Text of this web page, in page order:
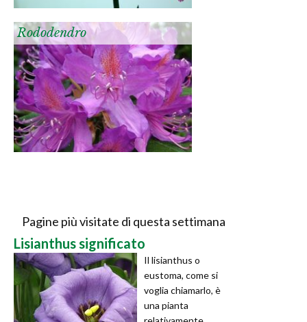
Rododendro
Pagine più visitate di questa settimana
Lisianthus significato
Il lisianthus o
eustoma, come si
voglia chiamarlo, è
una pianta